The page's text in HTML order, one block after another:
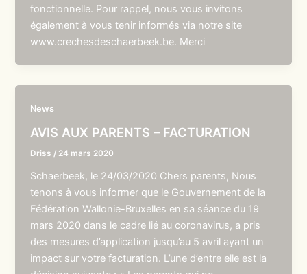
fonctionnelle. Pour rappel, nous vous invitons
également à vous tenir informés via notre site
www.crechesdeschaerbeek.be. Merci
News
AVIS AUX PARENTS – FACTURATION
Driss / 24 mars 2020
Schaerbeek, le 24/03/2020 Chers parents, Nous
tenons à vous informer que le Gouvernement de la
Fédération Wallonie-Bruxelles en sa séance du 19
mars 2020 dans le cadre lié au coronavirus, a pris
des mesures d’application jusqu’au 5 avril ayant un
impact sur votre facturation. L’une d’entre elle est la